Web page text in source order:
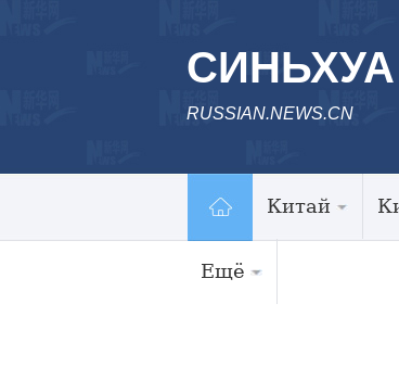
СИНЬХУА
RUSSIAN.NEWS.CN
Китай
Ещё